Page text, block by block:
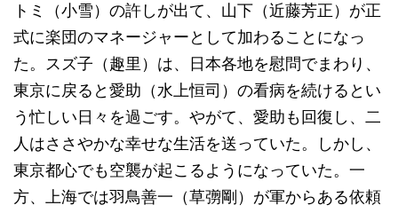
トミ（小雪）の許しが出て、山下（近藤芳正）が正
式に楽団のマネージャーとして加わることになっ
た。スズ子（趣里）は、日本各地を慰問でまわり、
東京に戻ると愛助（水上恒司）の看病を続けるとい
う忙しい日々を過ごす。やがて、愛助も回復し、二
人はささやかな幸せな生活を送っていた。しかし、
東京都心でも空襲が起こるようになっていた。一
方、上海では羽鳥善一（草彅剛）が軍からある依頼